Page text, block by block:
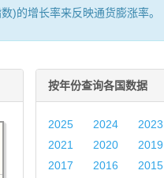
)的增长率来反映通货膨涨率。
按年份查询各国数据
2025 2024 2023
2021
2020 2019
2017
2016 2015